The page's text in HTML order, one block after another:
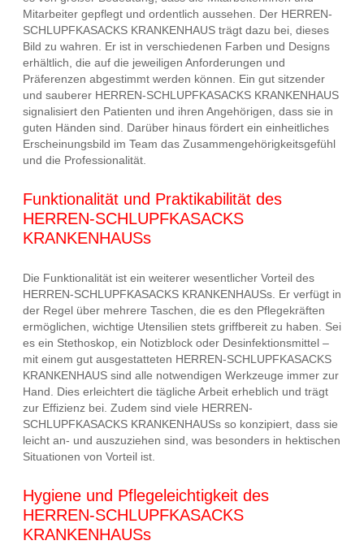
Mitarbeiter gepflegt und ordentlich aussehen. Der HERREN-
SCHLUPFKASACKS KRANKENHAUS trägt dazu bei, dieses
Bild zu wahren. Er ist in verschiedenen Farben und Designs
erhältlich, die auf die jeweiligen Anforderungen und
Präferenzen abgestimmt werden können. Ein gut sitzender
und sauberer HERREN-SCHLUPFKASACKS KRANKENHAUS
signalisiert den Patienten und ihren Angehörigen, dass sie in
guten Händen sind. Darüber hinaus fördert ein einheitliches
Erscheinungsbild im Team das Zusammengehörigkeitsgefühl
und die Professionalität.
Funktionalität und Praktikabilität des
HERREN-SCHLUPFKASACKS
KRANKENHAUSs
Die Funktionalität ist ein weiterer wesentlicher Vorteil des
HERREN-SCHLUPFKASACKS KRANKENHAUSs. Er verfügt in
der Regel über mehrere Taschen, die es den Pflegekräften
ermöglichen, wichtige Utensilien stets griffbereit zu haben. Sei
es ein Stethoskop, ein Notizblock oder Desinfektionsmittel –
mit einem gut ausgestatteten HERREN-SCHLUPFKASACKS
KRANKENHAUS sind alle notwendigen Werkzeuge immer zur
Hand. Dies erleichtert die tägliche Arbeit erheblich und trägt
zur Effizienz bei. Zudem sind viele HERREN-
SCHLUPFKASACKS KRANKENHAUSs so konzipiert, dass sie
leicht an- und auszuziehen sind, was besonders in hektischen
Situationen von Vorteil ist.
Hygiene und Pflegeleichtigkeit des
HERREN-SCHLUPFKASACKS
KRANKENHAUSs